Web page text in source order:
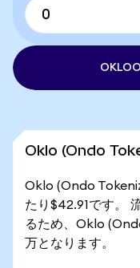
Oklo (Ondo
Oklo (Ondo
たり$42.91です。
るため、Oklo
万となります。